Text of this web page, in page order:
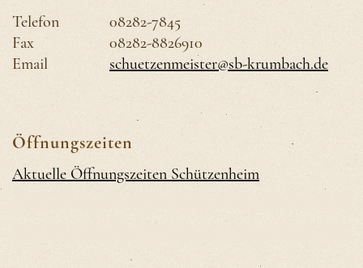
Telefon
08282-7845
Fax
08282-8826910
Email
schuetzenmeister@sb-krumbach.de
Öffnungszeiten
Aktuelle Öffnungszeiten Schützenheim